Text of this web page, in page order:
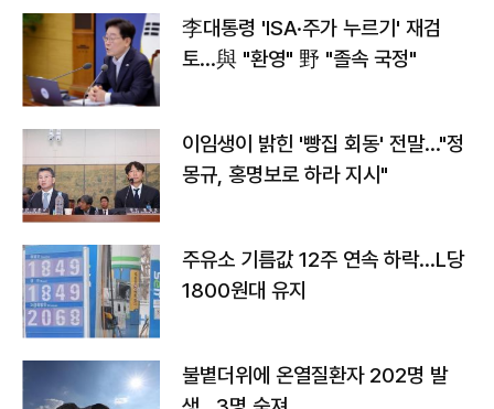
李대통령 'ISA·주가 누르기' 재검
토…與 "환영" 野 "졸속 국정"
이임생이 밝힌 '빵집 회동' 전말…"정
몽규, 홍명보로 하라 지시"
주유소 기름값 12주 연속 하락…L당
1800원대 유지
불볕더위에 온열질환자 202명 발